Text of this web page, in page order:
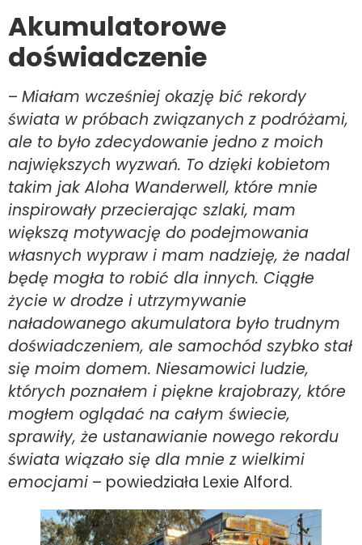
Akumulatorowe
doświadczenie
– Miałam wcześniej okazję bić rekordy
świata w próbach związanych z podróżami,
ale to było zdecydowanie jedno z moich
największych wyzwań. To dzięki kobietom
takim jak Aloha Wanderwell, które mnie
inspirowały przecierając szlaki, mam
większą motywację do podejmowania
własnych wypraw i mam nadzieję, że nadal
będę mogła to robić dla innych. Ciągłe
życie w drodze i utrzymywanie
naładowanego akumulatora było trudnym
doświadczeniem, ale samochód szybko stał
się moim domem. Niesamowici ludzie,
których poznałem i piękne krajobrazy, które
mogłem oglądać na całym świecie,
sprawiły, że ustanawianie nowego rekordu
świata wiązało się dla mnie z wielkimi
emocjami – powiedziała Lexie Alford.